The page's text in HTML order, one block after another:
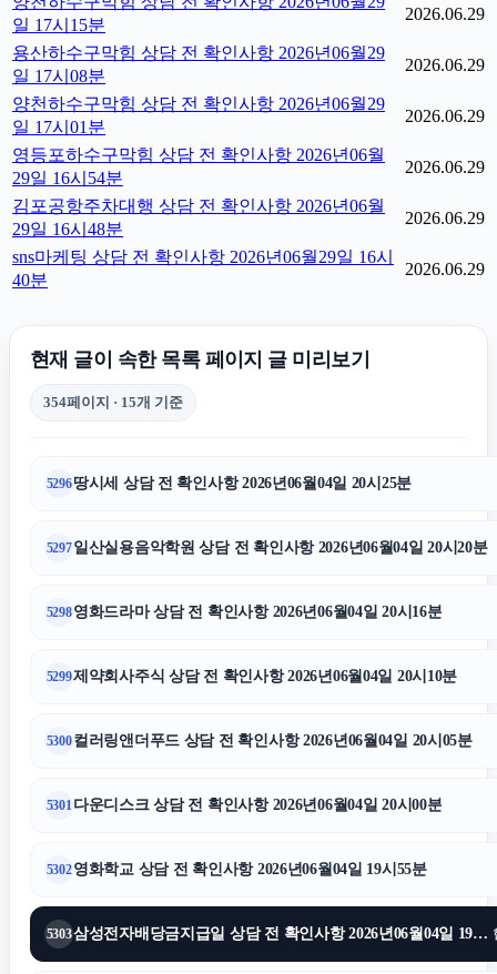
일 17시15분
2026.06.29
용산하수구막힘 상담 전 확인사항 2026년06월29
일 17시08분
2026.06.29
양천하수구막힘 상담 전 확인사항 2026년06월29
일 17시01분
2026.06.29
영등포하수구막힘 상담 전 확인사항 2026년06월
29일 16시54분
2026.06.29
김포공항주차대행 상담 전 확인사항 2026년06월
29일 16시48분
2026.06.29
sns마케팅 상담 전 확인사항 2026년06월29일 16시
40분
2026.06.29
현재 글이 속한 목록 페이지 글 미리보기
354페이지 · 15개 기준
5296땅시세 상담 전 확인사항 2026년06월04일 20시25분
5297일산실용음악학원 상담 전 확인사항 2026년06월04일 20시20분
5298영화드라마 상담 전 확인사항 2026년06월04일 20시16분
5299제약회사주식 상담 전 확인사항 2026년06월04일 20시10분
5300컬러링앤더푸드 상담 전 확인사항 2026년06월04일 20시05분
5301 다운디스크 상담 전 확인사항 2026년06월04일 20시00분
5302영화학교 상담 전 확인사항 2026년06월04일 19시55분
5303 삼성전자배당금지급일 상담 전 확인사항 2026년06월04일 19시50분